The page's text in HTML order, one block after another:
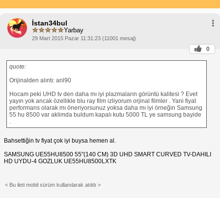
İstan34bul
Yarbay
29 Mart 2015 Pazar 11:31:23 (11001 mesaj)
0
quote:
Orijinalden alıntı: anl90
Hocam peki UHD tv den daha mı iyi plazmaların görüntü kalitesi ? Evet
yayın yok ancak özellikle blu ray film izliyorum orjinal filmler . Yani fiyat
performans olarak mı öneriyorsunuz yoksa daha mı iyi örneğin Samsung
55 hu 8500 var aklimda buldum kapalı kutu 5000 TL ye samsung bayide
Bahsettiğin tv fiyat çok iyi buysa hemen al.
SAMSUNG UE55HU8500 55"(140 CM) 3D UHD SMART CURVED TV-DAHILI
HD UYDU-4 GOZLUK UE55HU8500LXTK
< Bu ileti mobil sürüm kullanılarak atıldı >